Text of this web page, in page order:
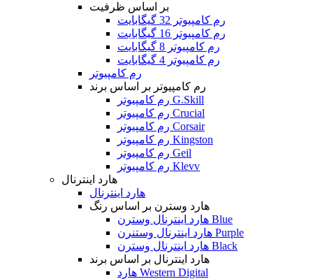
بر اساس ظرفیت
رم کامپیوتر 32 گیگابایت
رم کامپیوتر 16 گیگابایت
رم کامپیوتر 8 گیگابایت
رم کامپیوتر 4 گیگابایت
رم کامپیوتر
رم کامپیوتر بر اساس برند
رم کامپیوتر G.Skill
رم کامپیوتر Crucial
رم کامپیوتر Corsair
رم کامپیوتر Kingston
رم کامپیوتر Geil
رم کامپیوتر Klevv
هارد اینترنال
هارد اینترنال
هارد وسترن بر اساس رنگ
هارد اینترنال وسترن Blue
هارد اینترنال وستنرن Purple
هارد اینترنال وسترن Black
هارد اینترنال بر اساس برند
هارد Western Digital